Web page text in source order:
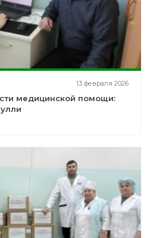
13 февраля 2026
медицинской помощи: